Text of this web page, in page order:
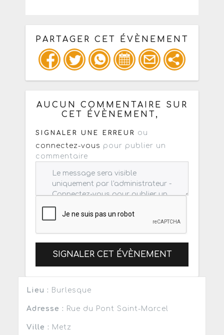
PARTAGER CET ÉVÈNEMENT
Copiez les infos ci-dessous pour un
: mail / forum / réseau social
AUCUN COMMENTAIRE SUR
CET ÉVÈNEMENT,
SIGNALER UNE ERREUR
ou
connectez-vous pour publier un
commentaire
SIGNALER CET ÉVÈNEMENT
Lieu : Burlesque
Adresse : Rue du Pont Saint-Marcel
Ville : Metz